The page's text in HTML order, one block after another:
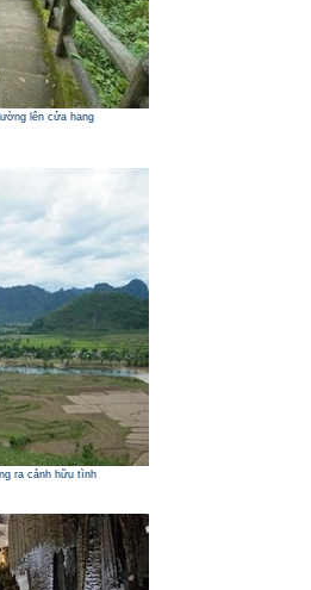
lên cửa hang
ra cảnh hữu tình